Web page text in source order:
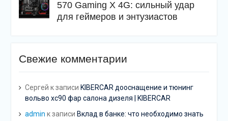
570 Gaming X 4G: сильный удар
для геймеров и энтузиастов
Свежие комментарии
Сергей к записи KIBERCAR дооснащение и тюнинг
вольво хс90 фар салона дизеля | KIBERCAR
admin к записи Вклад в банке: что необходимо знать